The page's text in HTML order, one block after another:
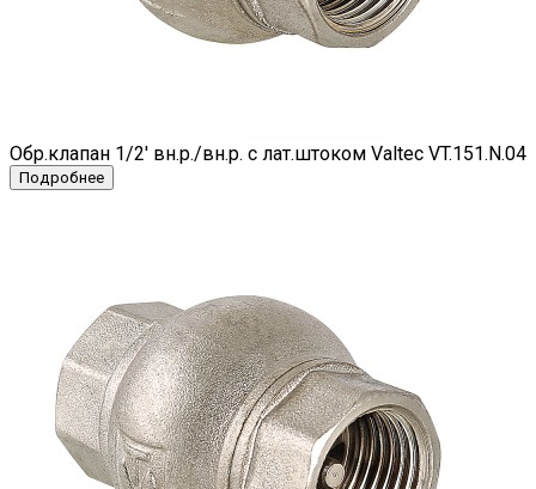
Обр.клапан 1/2' вн.р./вн.р. с лат.штоком Valtec VT.151.N.04